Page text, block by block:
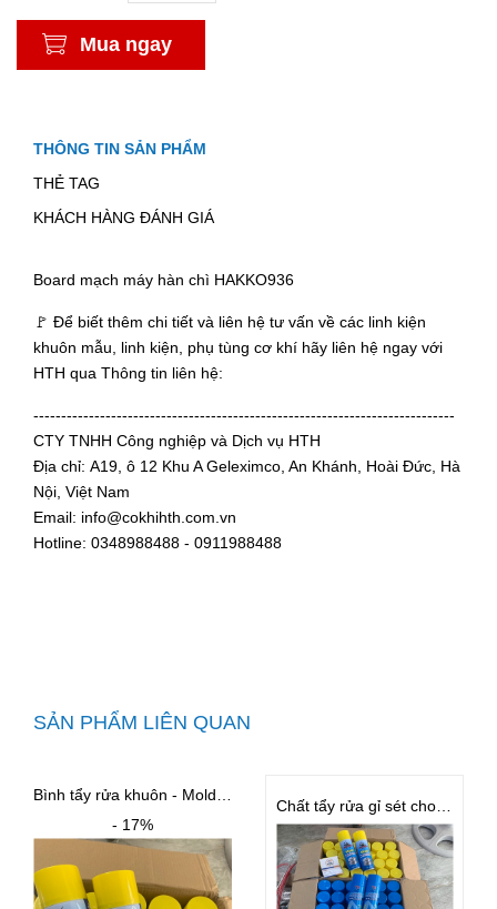
Mua ngay
THÔNG TIN SẢN PHẨM
THẺ TAG
KHÁCH HÀNG ĐÁNH GIÁ
Board mạch máy hàn chì HAKKO936
🚩 Để biết thêm chi tiết và liên hệ tư vấn về các linh kiện
khuôn mẫu, linh kiện, phụ tùng cơ khí hãy liên hệ ngay với
HTH qua Thông tin liên hệ:
----------------------------------------------------------------------------
CTY TNHH Công nghiệp và Dịch vụ HTH
Địa chỉ: A19, ô 12 Khu A Geleximco, An Khánh, Hoài Đức, Hà
Nội, Việt Nam
Email: info@cokhihth.com.vn
Hotline: 0348988488 - 0911988488
SẢN PHẨM LIÊN QUAN
- 17%